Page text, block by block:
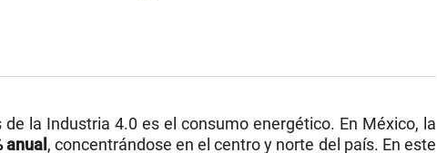
la Industria 4.0 es el consumo energético. En México, la
, concentrándose en el centro y norte del país. En este